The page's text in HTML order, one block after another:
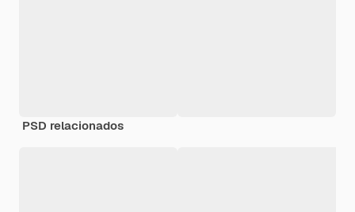
PSD relacionados